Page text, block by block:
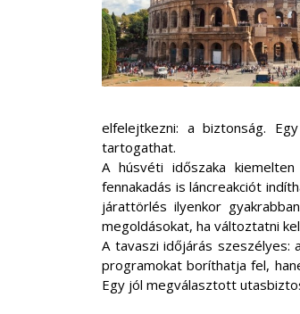
elfelejtkezni: a biztonság.
tartogathat.
A húsvéti időszaka
fennakadás is láncreakciót
járattörlés ilyenkor
megoldásokat, ha változtatni
A tavaszi időjárás szeszélyes:
programokat boríthatja fel,
Egy jól megválasztott